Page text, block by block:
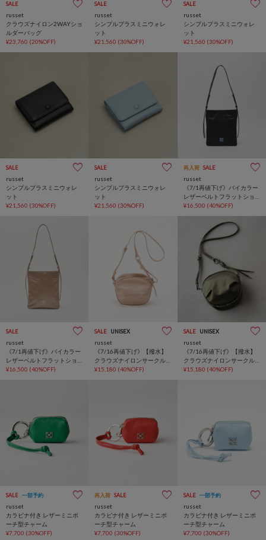
SALE
russet
クラウズナイロン2WAYショ
ルダーバッグ
¥23,760 (20%OFF)
SALE
russet
シンプルプラスミニウォレ
ット
¥21,560 (30%OFF)
SALE
russet
シンプルプラスミニウォレ
ット
¥21,560 (30%OFF)
SALE
russet
シンプルプラスミニウォレ
ット
¥21,560 (30%OFF)
SALE
russet
シンプルプラスミニウォレ
ット
¥21,560 (30%OFF)
再入荷 SALE
russet
《7/1再値下げ》バイカラー
レザーベルトフラットショ
ルダーバッグ
¥16,500 (40%OFF)
SALE
russet
《7/1再値下げ》バイカラー
レザーベルトフラットショ
ルダーバッグ
¥16,500 (40%OFF)
SALE UNISEX
russet
《7/16再値下げ》【撥水】
クラウズナイロンサークル
ミニショルダーバッグ
¥15,180 (40%OFF)
SALE UNISEX
russet
《7/16再値下げ》【撥水】
クラウズナイロンサークル
ミニショルダーバッグ
¥15,180 (40%OFF)
SALE 一部予約
russet
カラビナ付き レザーミニポ
ーチ型チャーム
¥7,700 (30%OFF)
再入荷 SALE
russet
カラビナ付き レザーミニポ
ーチ型チャーム
¥7,700 (30%OFF)
SALE 一部予約
russet
カラビナ付き レザーミニポ
ーチ型チャーム
¥7,700 (30%OFF)